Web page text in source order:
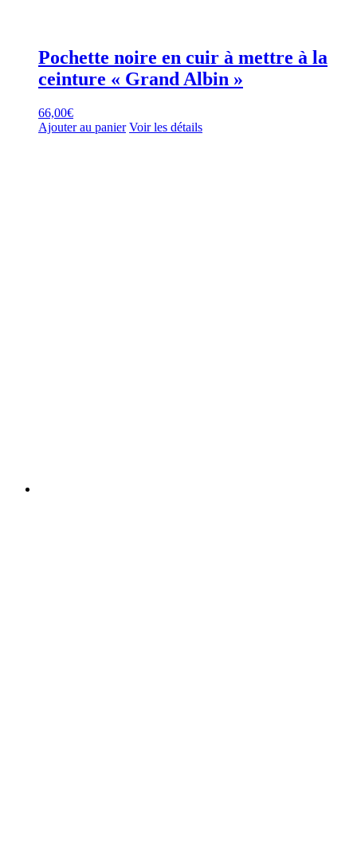
Pochette noire en cuir à mettre à la
ceinture « Grand Albin »
66,00€
Ajouter au panier Voir les détails